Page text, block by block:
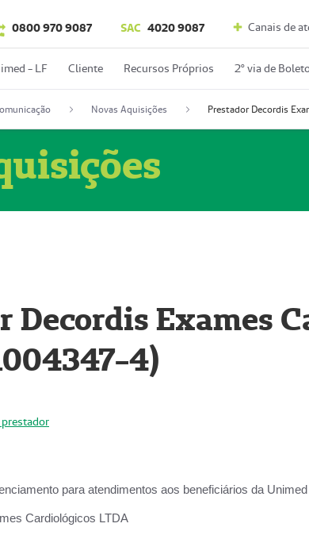
0800 970 9087 SAC 4020 9087 Canais de
- LF Cliente Recursos Próprios 2º via de
Novas Aquisições
Decordis Exames
4)
para atendimentos aos beneficiários da
Cardiológicos LTDA